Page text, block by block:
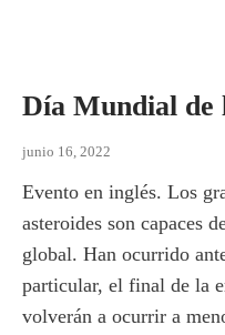
Día Mundial de
junio 16, 2022
Evento en inglés. Los
asteroides son capaces
global. Han ocurrido
particular, el final de la
volverán a ocurrir a